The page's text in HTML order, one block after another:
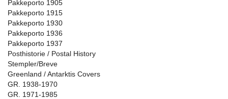
Pakkeporto 1905
Pakkeporto 1915
Pakkeporto 1930
Pakkeporto 1936
Pakkeporto 1937
Posthistorie / Postal History
Stempler/Breve
Greenland / Antarktis Covers
GR. 1938-1970
GR. 1971-1985